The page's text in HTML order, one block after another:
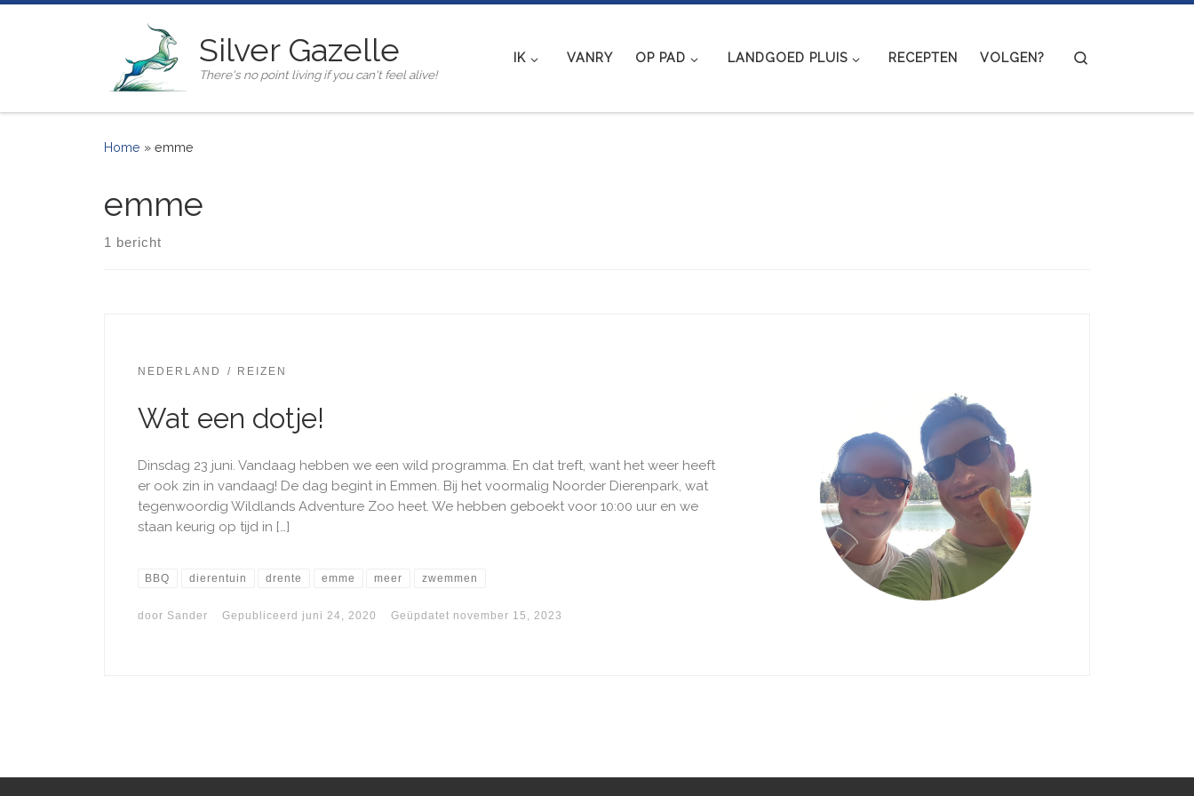
Silver Gazelle
There's no point living if you can't feel alive!
IK VANRY OP PAD LANDGOED PLUIS RECEPTEN VOLGEN?
Home » emme
emme
1 bericht
NEDERLAND REIZEN
Wat een dotje!
Dinsdag 23 juni. Vandaag hebben we een wild programma. En dat treft, want het weer heeft
er ook zin in vandaag! De dag begint in Emmen. Bij het voormalig Noorder Dierenpark, wat
tegenwoordig Wildlands Adventure Zoo heet. We hebben geboekt voor 10:00 uur en we
staan keurig op tijd in […]
BBQ dierentuin drente emme meer zwemmen
door Sander Gepubliceerd juni 24, 2020 Geüpdatet november 15, 2023